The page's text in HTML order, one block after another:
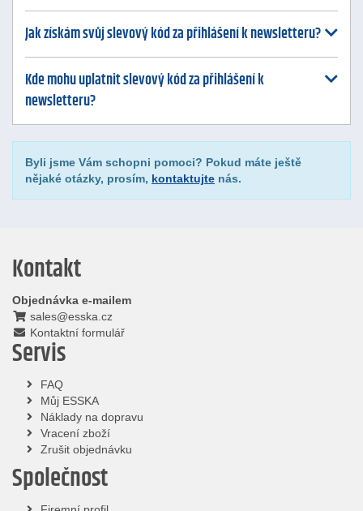
Jak získám svůj slevový kód za přihlášení k newsletteru?
Kde mohu uplatnit slevový kód za přihlášení k
newsletteru?
Byli jsme Vám schopni pomoci? Pokud máte ještě
nějaké otázky, prosím, kontaktujte nás.
Kontakt
Objednávka e-mailem
sales@esska.cz
Kontaktní formulář
Servis
FAQ
Můj ESSKA
Náklady na dopravu
Vracení zboží
Zrušit objednávku
Společnost